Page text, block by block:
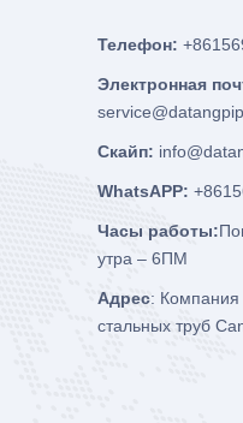
Телефон:
Электронная
Скайп:
WhatsAPP:
Часы работы:
утра – 6ПМ
Адрес: Компания
стальных труб